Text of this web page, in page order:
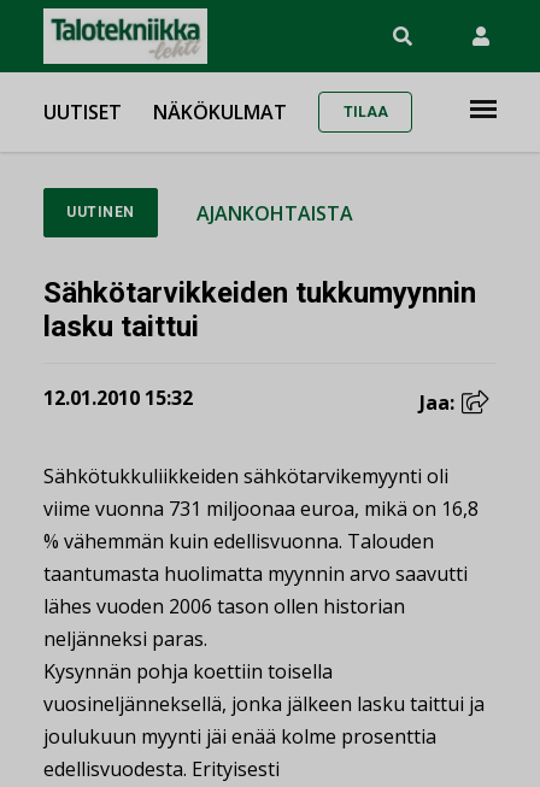
UUTISET NÄKÖKULMAT TILAA
UUTINEN AJANKOHTAISTA
Sähkötarvikkeiden tukkumyynnin
lasku taittui
12.01.2010 15:32 Jaa:
Sähkötukkuliikkeiden sähkötarvikemyynti oli
viime vuonna 731 miljoonaa euroa, mikä on 16,8
% vähemmän kuin edellisvuonna. Talouden
taantumasta huolimatta myynnin arvo saavutti
lähes vuoden 2006 tason ollen historian
neljänneksi paras.
Kysynnän pohja koettiin toisella
vuosineljänneksellä, jonka jälkeen lasku taittui ja
joulukuun myynti jäi enää kolme prosenttia
edellisvuodesta. Erityisesti